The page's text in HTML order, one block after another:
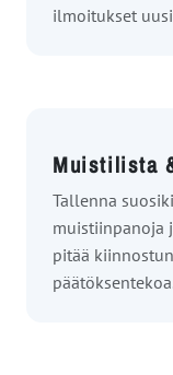
ilmoitukset
Muistilista
Tallenna
muistiinpanoja
pitää